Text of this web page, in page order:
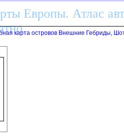
Европы. Атлас
карта островов Внешние Гебриды,